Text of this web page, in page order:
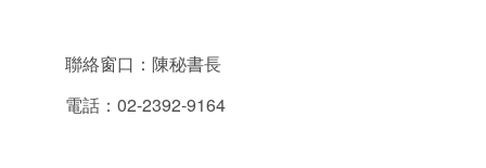
聯絡窗口：陳秘書長
電話：02-2392-9164